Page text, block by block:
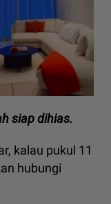
siap dihias.
kalau pukul 11
hubungi